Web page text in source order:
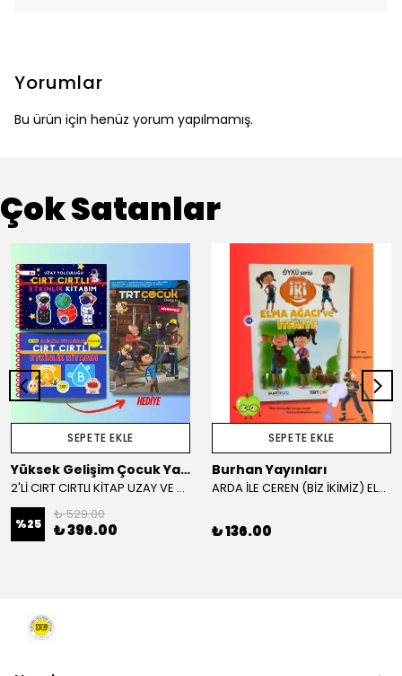
Yorumlar
Bu ürün için henüz yorum yapılmamış.
Çok Satanlar
SEPETE EKLE
Yüksek Gelişim Çocuk Yayınları
2'Lİ CIRT CIRTLI KİTAP UZAY VE SAĞLIKLI VİTAMİNLER KAMPANYA
%25
₺ 529.00
₺ 396.00
SEPETE EKLE
Burhan Yayınları
ARDA İLE CEREN (BİZ İKİMİZ) ELMA AĞACI VE İTFAİYE HİKAYE KİTABI
₺ 136.00